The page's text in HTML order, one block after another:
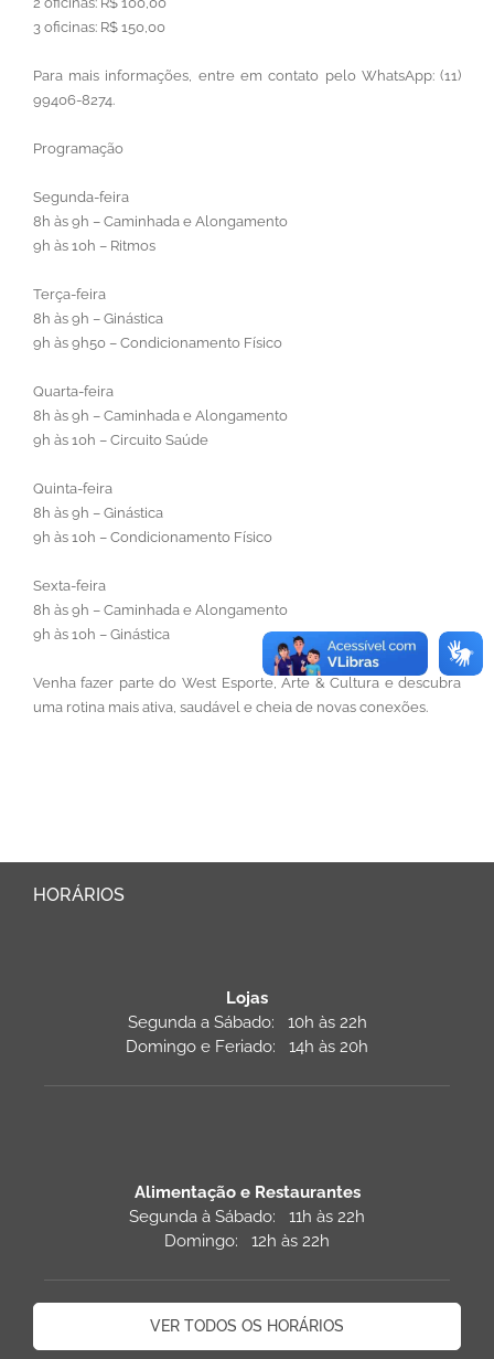
3 oficinas: R$ 150,00
Para mais informações, entre em contato pelo WhatsApp: (11)
99406-8274.
Programação
Segunda-feira
8h às 9h – Caminhada e Alongamento
9h às 10h – Ritmos
Terça-feira
8h às 9h – Ginástica
9h às 9h50 – Condicionamento Físico
Quarta-feira
8h às 9h – Caminhada e Alongamento
9h às 10h – Circuito Saúde
Quinta-feira
8h às 9h – Ginástica
9h às 10h – Condicionamento Físico
Sexta-feira
8h às 9h – Caminhada e Alongamento
9h às 10h – Ginástica
Venha fazer parte do West Esporte, Arte & Cultura e descubra
uma rotina mais ativa, saudável e cheia de novas conexões.
HORÁRIOS
Lojas
Segunda a Sábado: 10h às 22h
Domingo e Feriado: 14h às 20h
Alimentação e Restaurantes
Segunda à Sábado: 11h às 22h
Domingo: 12h às 22h
VER TODOS OS HORÁRIOS